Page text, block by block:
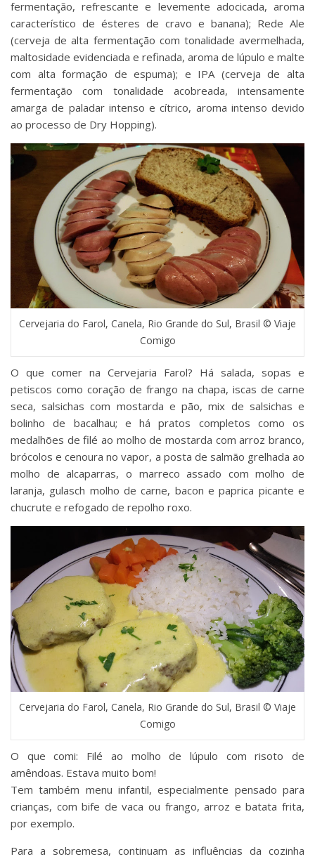
fermentação, refrescante e levemente adocicada, aroma
característico de ésteres de cravo e banana); Rede Ale
(cerveja de alta fermentação com tonalidade avermelhada,
maltosidade evidenciada e refinada, aroma de lúpulo e malte
com alta formação de espuma); e IPA (cerveja de alta
fermentação com tonalidade acobreada, intensamente
amarga de paladar intenso e cítrico, aroma intenso devido
ao processo de Dry Hopping).
Cervejaria do Farol, Canela, Rio Grande do Sul, Brasil © Viaje
Comigo
O que comer na Cervejaria Farol? Há salada, sopas e
petiscos como coração de frango na chapa, iscas de carne
seca, salsichas com mostarda e pão, mix de salsichas e
bolinho de bacalhau; e há pratos completos como os
medalhões de filé ao molho de mostarda com arroz branco,
brócolos e cenoura no vapor, a posta de salmão grelhada ao
molho de alcaparras, o marreco assado com molho de
laranja, gulasch molho de carne, bacon e paprica picante e
chucrute e refogado de repolho roxo.
Cervejaria do Farol, Canela, Rio Grande do Sul, Brasil © Viaje
Comigo
O que comi: Filé ao molho de lúpulo com risoto de
amêndoas. Estava muito bom!
Tem também menu infantil, especialmente pensado para
crianças, com bife de vaca ou frango, arroz e batata frita,
por exemplo.
Para a sobremesa, continuam as influências da cozinha